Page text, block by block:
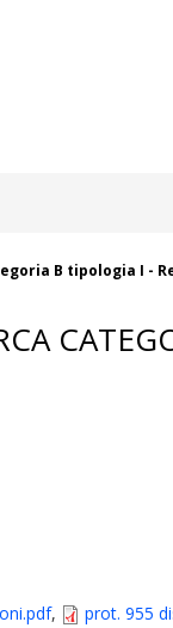
B tipologia I -
,
prot. 955